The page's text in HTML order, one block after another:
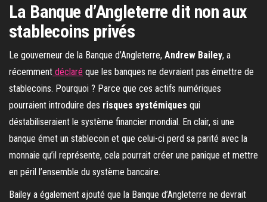
La Banque d’Angleterre dit non aux
stablecoins privés
Le gouverneur de la Banque d’Angleterre, Andrew Bailey, a
récemment déclaré que les banques ne devraient pas émettre de
stablecoins. Pourquoi ? Parce que ces actifs numériques
pourraient introduire des risques systémiques qui
déstabiliseraient le système financier mondial. En clair, si une
banque émet un stablecoin et que celui-ci perd sa parité avec la
monnaie qu’il représente, cela pourrait créer une panique et mettre
en péril l’ensemble du système bancaire.
Bailey a également ajouté que la Banque d’Angleterre ne devrait